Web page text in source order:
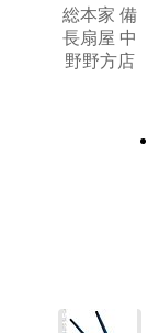
総本家 備
長扇屋 中
野野方店